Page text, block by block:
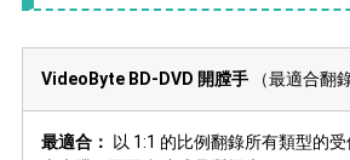
VideoByte BD-DVD 開膛手 （最適合翻
最適合： 以 1:1 的比例翻錄所有類型的